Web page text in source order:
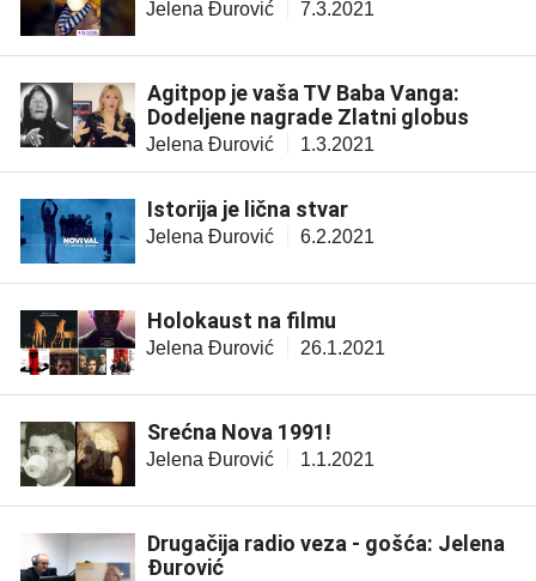
Jelena Đurović 7.3.2021
Agitpop je vaša TV Baba Vanga:
Dodeljene nagrade Zlatni globus
Jelena Đurović 1.3.2021
Istorija je lična stvar
Jelena Đurović 6.2.2021
Holokaust na filmu
Jelena Đurović 26.1.2021
Srećna Nova 1991!
Jelena Đurović 1.1.2021
Drugačija radio veza - gošća: Jelena
Đurović